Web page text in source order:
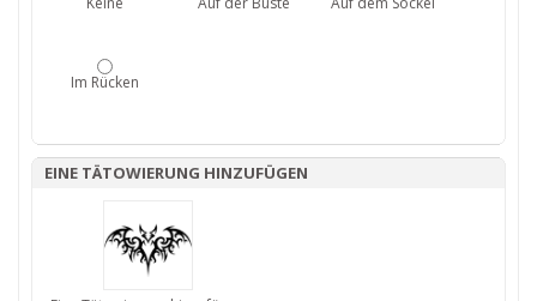
Im Rücken
EINE TÄTOWIERUNG HINZUFÜGEN